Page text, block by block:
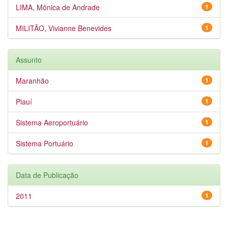
1
LIMA, Mônica de Andrade
1
MILITÃO, Vivianne Benevides
Assunto
1
Maranhão
1
Piauí
1
Sistema Aeroportuário
1
Sistema Portuário
Data de Publicação
1
2011